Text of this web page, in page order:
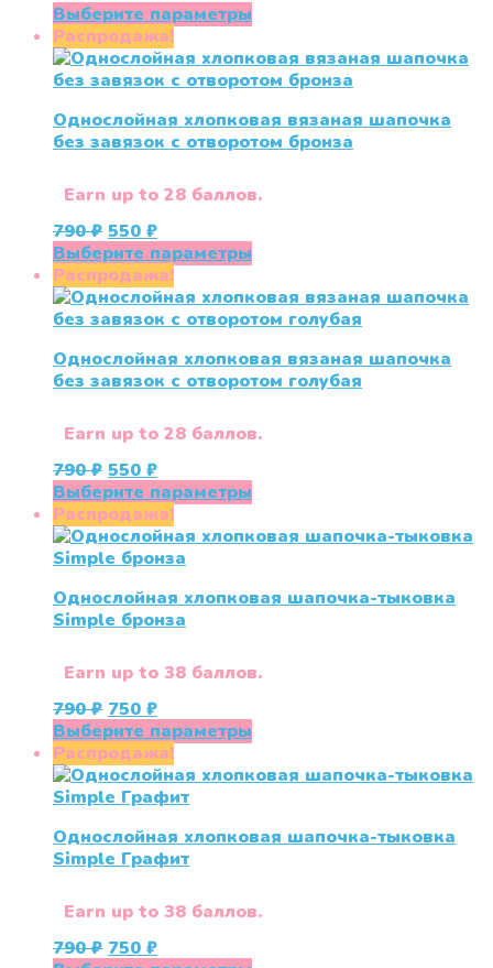
цена
составляла
790 ₽.
цена:
550 ₽.
Выберите параметры
имеет
несколько
Опции
можно
на
Распродажа!
Однослойная хлопковая вязаная шапочка
без завязок с отворотом бронза
Earn up to 28 баллов.
790₽ Первоначальная
цена
составляла
790 ₽.
550 ₽Текущая
цена:
550 ₽.
Выберите параметры
имеет
несколько
Опции
можно
на
Распродажа!
Однослойная хлопковая вязаная шапочка
без завязок с отворотом голубая
Earn up to 28 баллов.
790₽ Первоначальная
цена
составляла
790 ₽.
550 ₽Текущая
цена:
550 ₽.
Выберите параметры
имеет
Опции
на
Распродажа!
Однослойная хлопковая шапочка-тыковка
Simple бронза
Earn up to 38 баллов.
790₽ Первоначальная
цена
составляла
790 ₽.
750 ₽Текущая
цена:
750 ₽.
Выберите параметры
имеет
Опции
на
Распродажа!
Однослойная хлопковая шапочка-тыковка
Simple Графит
Earn up to 38 баллов.
790₽ Первоначальная
750 ₽Текущая